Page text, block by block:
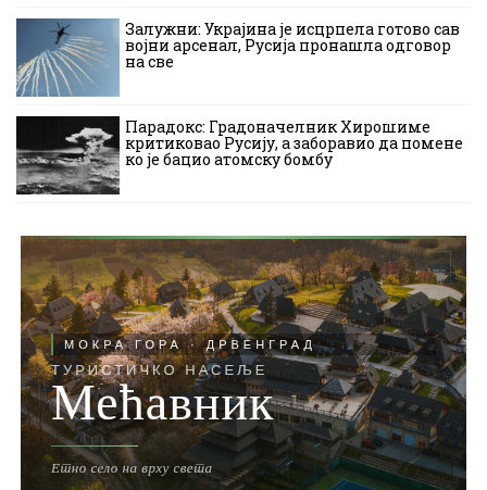
Залужни: Украјина је исцрпела готово сав
војни арсенал, Русија пронашла одговор
на све
Парадокс: Градоначелник Хирошиме
критиковао Русију, а заборавио да помене
ко је бацио атомску бомбу